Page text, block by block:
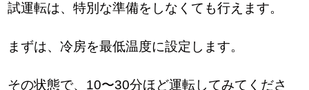
試運転は、特別な準備をしなくても行えます。
まずは、冷房を最低温度に設定します。
その状態で、10〜30分ほど運転してみてくださ